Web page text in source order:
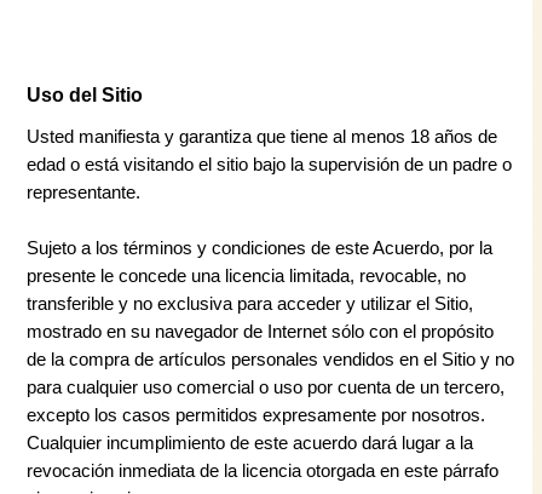
Uso del Sitio
Usted manifiesta y garantiza que tiene al menos 18 años de
edad o está visitando el sitio bajo la supervisión de un padre o
representante.
Sujeto a los términos y condiciones de este Acuerdo, por la
presente le concede una licencia limitada, revocable, no
transferible y no exclusiva para acceder y utilizar el Sitio,
mostrado en su navegador de Internet sólo con el propósito
de la compra de artículos personales vendidos en el Sitio y no
para cualquier uso comercial o uso por cuenta de un tercero,
excepto los casos permitidos expresamente por nosotros.
Cualquier incumplimiento de este acuerdo dará lugar a la
revocación inmediata de la licencia otorgada en este párrafo